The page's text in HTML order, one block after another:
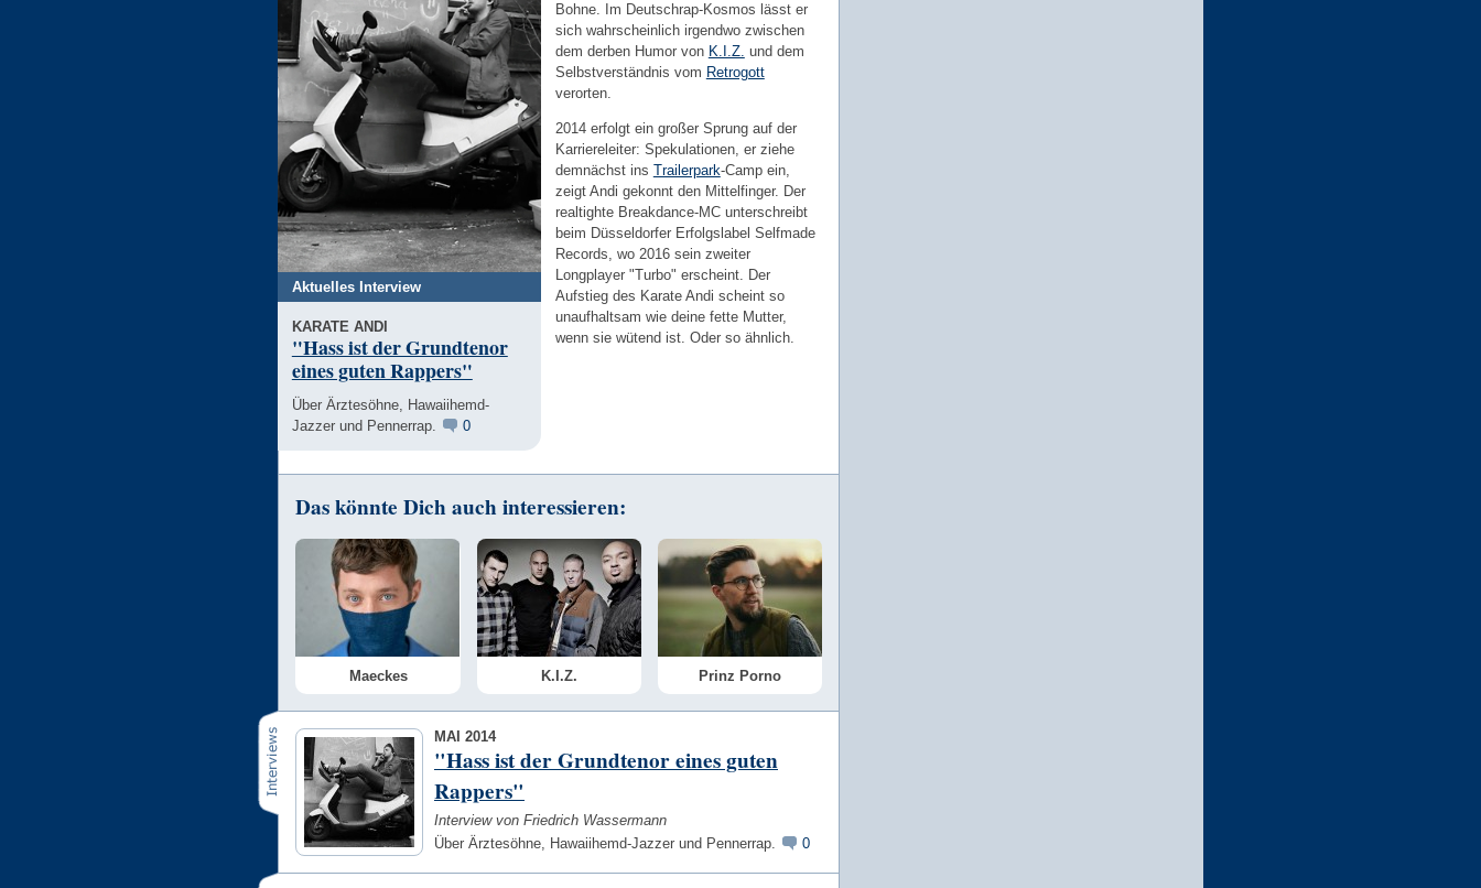
Aktuelles Interview
KARATE ANDI
"Hass ist der Grundtenor
eines guten Rappers"
Über Ärztesöhne, Hawaiihemd-
Jazzer und Pennerrap.
0
Bohne. Im Deutschrap-Kosmos lässt er
sich wahrscheinlich irgendwo zwischen
dem derben Humor von K.I.Z. und dem
Selbstverständnis vom Retrogott
verorten.
2014 erfolgt ein großer Sprung auf der
Karriereleiter: Spekulationen, er ziehe
demnächst ins Trailerpark-Camp ein,
zeigt Andi gekonnt den Mittelfinger. Der
realtighte Breakdance-MC unterschreibt
beim Düsseldorfer Erfolgslabel Selfmade
Records, wo 2016 sein zweiter
Longplayer "Turbo" erscheint. Der
Aufstieg des Karate Andi scheint so
unaufhaltsam wie deine fette Mutter,
wenn sie wütend ist. Oder so ähnlich.
Das könnte Dich auch interessieren:
Maeckes K.I.Z. Prinz Porno
MAI 2014
"Hass ist der Grundtenor eines guten
Rappers"
Interview von Friedrich Wassermann
Über Ärztesöhne, Hawaiihemd-Jazzer und Pennerrap.
0